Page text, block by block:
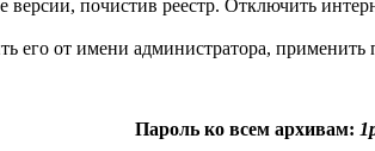
версии, почистив реестр. Отключить
его от имени администратора, применить
Пароль ко всем архивам: